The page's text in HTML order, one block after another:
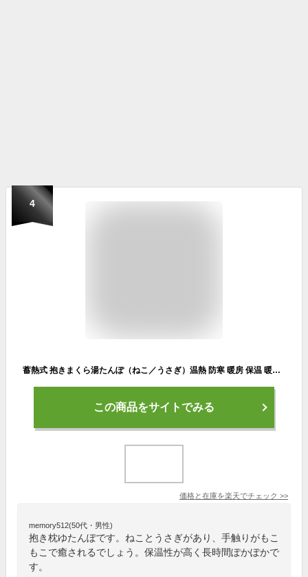
4
蓄熱式 抱きまくら湯たんぽ（ねこ／うさぎ）温熱 防寒 暖房 保温 暖かい 温かい あたたかい 冷え性 対策 予防 冬 コードレス 持ち運べる 抱き枕型 ふわふわ 長時間 暖房器具 モコモコ ぽかぽか エコ節電 コタツ代わり 炬燵 寝具 シンプル ヒロ・コーポレーション
この商品をサイトでみる
価格と在庫を楽天でチェック >>
memory512(50代・男性)
抱き枕ゆたんぽです。ねことうさぎがあり、手触りがもこ
もこで癒されるでしょう。保温性が高く長時間ぽかぽかで
す。